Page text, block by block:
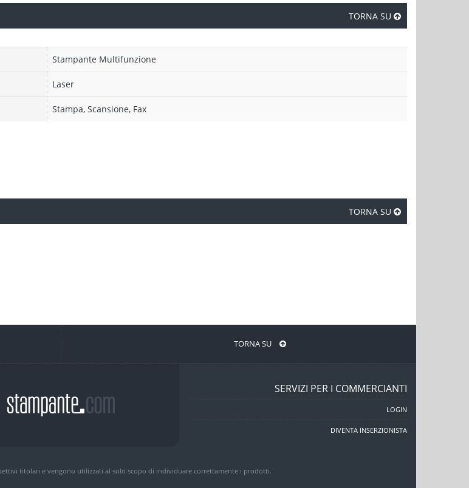
TORNA SU
Stampante Multifunzione
Laser
Stampa, Scansione, Fax
TORNA SU
TORNA SU
SERVIZI PER I COMMERCIANTI
LOGIN
DIVENTA INSERZIONISTA
titolari e vengono utilizzati al solo scopo di individuare correttamente i prodotti.